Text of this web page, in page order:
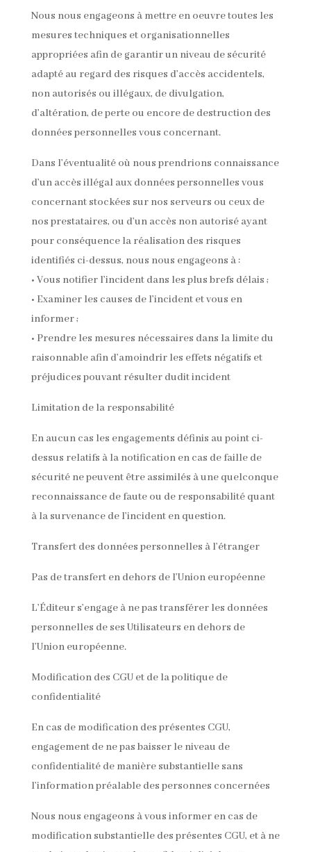
Nous nous engageons à mettre en oeuvre toutes les
mesures techniques et organisationnelles
appropriées afin de garantir un niveau de sécurité
adapté au regard des risques d’accès accidentels,
non autorisés ou illégaux, de divulgation,
d’altération, de perte ou encore de destruction des
données personnelles vous concernant.
Dans l’éventualité où nous prendrions connaissance
d’un accès illégal aux données personnelles vous
concernant stockées sur nos serveurs ou ceux de
nos prestataires, ou d’un accès non autorisé ayant
pour conséquence la réalisation des risques
identifiés ci-dessus, nous nous engageons à :
• Vous notifier l’incident dans les plus brefs délais ;
• Examiner les causes de l’incident et vous en
informer ;
• Prendre les mesures nécessaires dans la limite du
raisonnable afin d’amoindrir les effets négatifs et
préjudices pouvant résulter dudit incident
Limitation de la responsabilité
En aucun cas les engagements définis au point ci-
dessus relatifs à la notification en cas de faille de
sécurité ne peuvent être assimilés à une quelconque
reconnaissance de faute ou de responsabilité quant
à la survenance de l’incident en question.
Transfert des données personnelles à l’étranger
Pas de transfert en dehors de l’Union européenne
L’Éditeur s’engage à ne pas transférer les données
personnelles de ses Utilisateurs en dehors de
l’Union européenne.
Modification des CGU et de la politique de
confidentialité
En cas de modification des présentes CGU,
engagement de ne pas baisser le niveau de
confidentialité de manière substantielle sans
l’information préalable des personnes concernées
Nous nous engageons à vous informer en cas de
modification substantielle des présentes CGU, et à ne